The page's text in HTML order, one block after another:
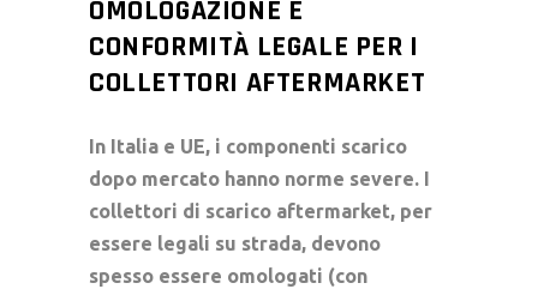
OMOLOGAZIONE E
CONFORMITÀ LEGALE PER I
COLLETTORI AFTERMARKET
In Italia e UE, i componenti scarico
dopo mercato hanno norme severe. I
collettori di scarico aftermarket, per
essere legali su strada, devono
spesso essere omologati (con